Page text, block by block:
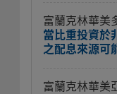
富蘭克林華美
當比重投資於
之配息來源可
富蘭克林華美